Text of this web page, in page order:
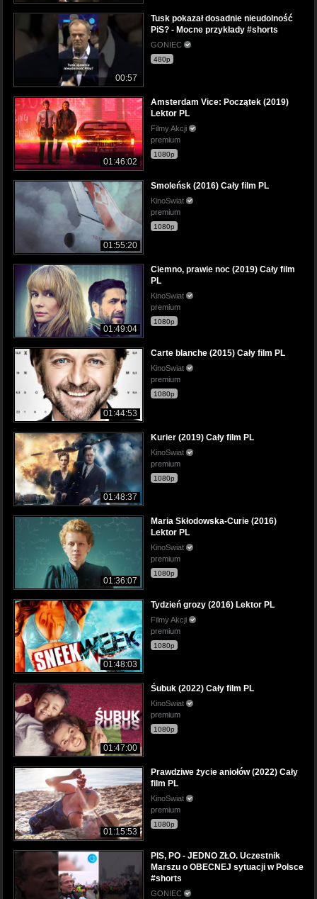
00:57
Tusk pokazał dosadnie nieudolność
PiS? - Mocne przykłady #shorts
GONIEC
480p
01:46:02
Amsterdam Vice: Początek (2019)
Lektor PL
Filmy Akcji
premium
1080p
01:55:20
Smoleńsk (2016) Cały film PL
KinoSwiat
premium
1080p
01:49:04
Ciemno, prawie noc (2019) Cały film
PL
KinoSwiat
premium
1080p
01:44:53
Carte blanche (2015) Cały film PL
KinoSwiat
premium
1080p
01:48:37
Kurier (2019) Cały film PL
KinoSwiat
premium
1080p
01:36:07
Maria Skłodowska-Curie (2016)
Lektor PL
KinoSwiat
premium
1080p
01:48:03
Tydzień grozy (2016) Lektor PL
Filmy Akcji
premium
1080p
01:47:00
Śubuk (2022) Cały film PL
KinoSwiat
premium
1080p
01:15:53
Prawdziwe życie aniołów (2022) Cały
film PL
KinoSwiat
premium
1080p
PIS, PO - JEDNO ZŁO. Uczestnik
Marszu o OBECNEJ sytuacji w Polsce
#shorts
GONIEC